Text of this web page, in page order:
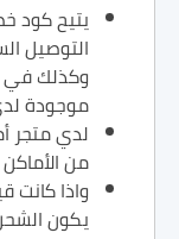
التوصيل
وكذلك في
موجودة
لدي متجر
من
واذا كانت
يكون